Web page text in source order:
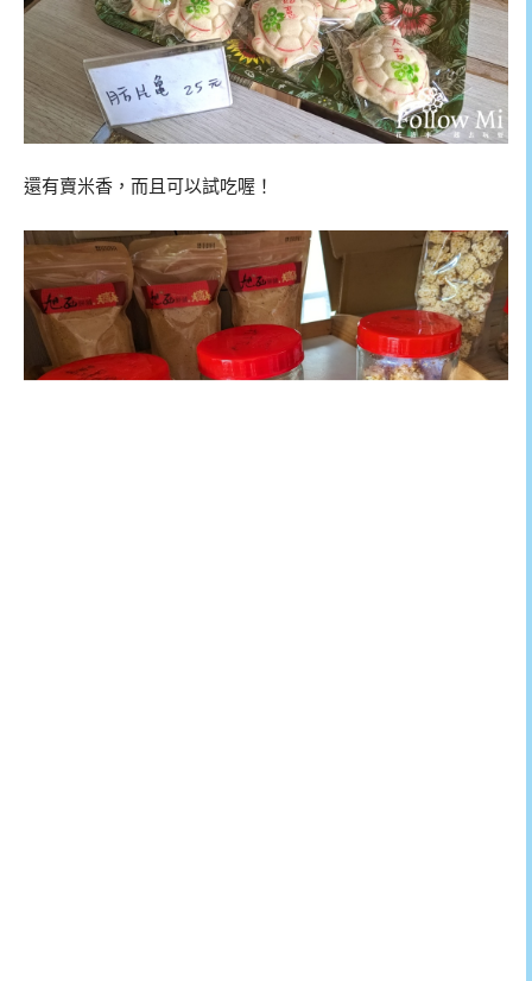
還有賣米香，而且可以試吃喔！